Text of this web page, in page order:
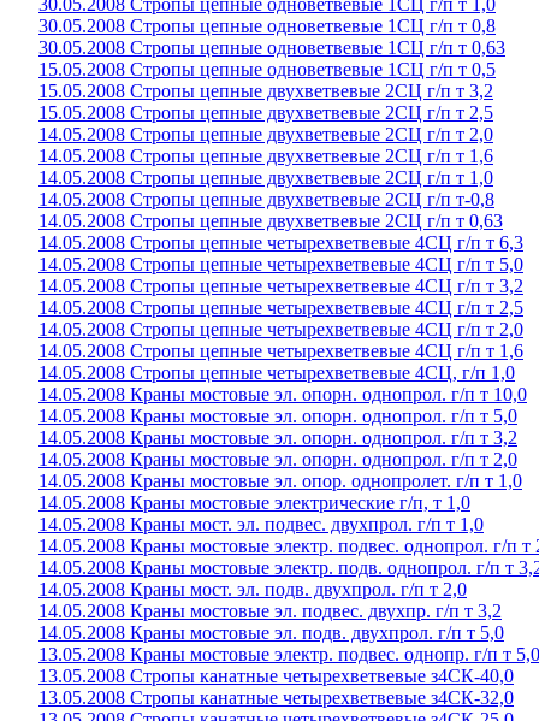
30.05.2008 Стропы цепные одноветвевые 1СЦ г/п т 1,0
30.05.2008 Стропы цепные одноветвевые 1СЦ г/п т 0,8
30.05.2008 Стропы цепные одноветвевые 1СЦ г/п т 0,63
15.05.2008 Стропы цепные одноветвевые 1СЦ г/п т 0,5
15.05.2008 Стропы цепные двухветвевые 2СЦ г/п т 3,2
15.05.2008 Стропы цепные двухветвевые 2СЦ г/п т 2,5
14.05.2008 Стропы цепные двухветвевые 2СЦ г/п т 2,0
14.05.2008 Стропы цепные двухветвевые 2СЦ г/п т 1,6
14.05.2008 Стропы цепные двухветвевые 2СЦ г/п т 1,0
14.05.2008 Стропы цепные двухветвевые 2СЦ г/п т-0,8
14.05.2008 Стропы цепные двухветвевые 2СЦ г/п т 0,63
14.05.2008 Стропы цепные четырехветвевые 4СЦ г/п т 6,3
14.05.2008 Стропы цепные четырехветвевые 4СЦ г/п т 5,0
14.05.2008 Стропы цепные четырехветвевые 4СЦ г/п т 3,2
14.05.2008 Стропы цепные четырехветвевые 4СЦ г/п т 2,5
14.05.2008 Стропы цепные четырехветвевые 4СЦ г/п т 2,0
14.05.2008 Стропы цепные четырехветвевые 4СЦ г/п т 1,6
14.05.2008 Стропы цепные четырехветвевые 4СЦ, г/п 1,0
14.05.2008 Краны мостовые эл. опорн. однопрол. г/п т 10,0
14.05.2008 Краны мостовые эл. опорн. однопрол. г/п т 5,0
14.05.2008 Краны мостовые эл. опорн. однопрол. г/п т 3,2
14.05.2008 Краны мостовые эл. опорн. однопрол. г/п т 2,0
14.05.2008 Краны мостовые эл. опор. однопролет. г/п т 1,0
14.05.2008 Краны мостовые электрические г/п, т 1,0
14.05.2008 Краны мост. эл. подвес. двухпрол. г/п т 1,0
14.05.2008 Краны мостовые электр. подвес. однопрол. г/п т
14.05.2008 Краны мостовые электр. подв. однопрол. г/п т
14.05.2008 Краны мост. эл. подв. двухпрол. г/п т 2,0
14.05.2008 Краны мостовые эл. подвес. двухпр. г/п т 3,2
14.05.2008 Краны мостовые эл. подв. двухпрол. г/п т 5,0
13.05.2008 Краны мостовые электр. подвес. однопр. г/п т 5,0
13.05.2008 Стропы канатные четырехветвевые з4СК-40,0
13.05.2008 Стропы канатные четырехветвевые з4СК-32,0